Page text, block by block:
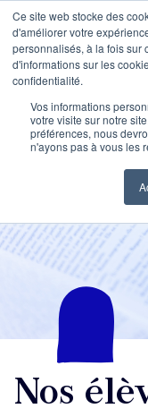
Ce site web stocke des
d'améliorer votre
personnalisés, à la fois sur
d'informations sur les
confidentialité.
Vos informations
votre visite sur notre
préférences, nous
n'ayons pas à vous les
Nos